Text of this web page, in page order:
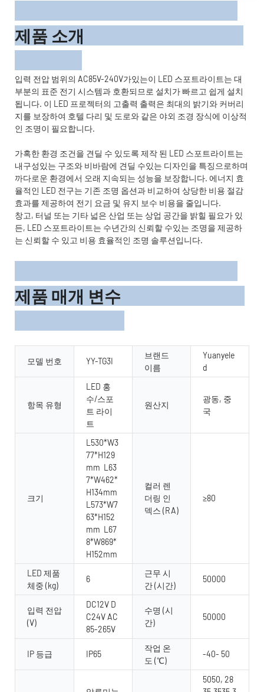
제품 소개
입력 전압 범위의 AC85V-240V가있는이 LED 스포트라이트는 대
부분의 표준 전기 시스템과 호환되므로 설치가 빠르고 쉽게 설치
됩니다. 이 LED 프로젝터의 고출력 출력은 최대의 밝기와 커버리
지를 보장하여 호텔 다리 및 도로와 같은 야외 조경 장식에 이상적
인 조명이 필요합니다.
가혹한 환경 조건을 견딜 수 있도록 제작 된 LED 스포트라이트는
내구성있는 구조와 비바람에 견딜 수있는 디자인을 특징으로하며
까다로운 환경에서 오래 지속되는 성능을 보장합니다. 에너지 효
율적인 LED 전구는 기존 조명 옵션과 비교하여 상당한 비용 절감
효과를 제공하여 전기 요금 및 유지 보수 비용을 줄입니다.
창고, 터널 또는 기타 넓은 산업 또는 상업 공간을 밝힐 필요가 있
든, LED 스포트라이트는 수년간의 신뢰할 수있는 조명을 제공하
는 신뢰할 수 있고 비용 효율적인 조명 솔루션입니다.
제품 매개 변수
모델 번호 YY-TG3I
브랜드
이름
Yuanyele
d
항목 유형
LED 홍
수/스포
트 라이
트
원산지
광동, 중
국
크기
L530*W3
77*H129
mm L63
7*W462*
H134mm
L573*W7
63*H152
mm L67
8*W869*
H152mm
컬러 렌
더링 인
덱스 (RA)
≥80
LED 제품
체중 (kg)
6
근무 시
간 (시간)
50000
입력 전압
(V)
DC12V D
C24V AC
85-265V
수명 (시
간)
50000
IP 등급 IP65
작업 온
도 (℃)
-40- 50
5050, 28